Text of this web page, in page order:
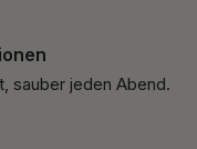
sauber jeden Abend.